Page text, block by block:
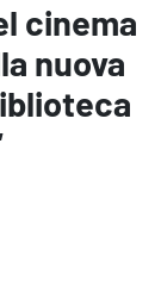
cinema
nuova